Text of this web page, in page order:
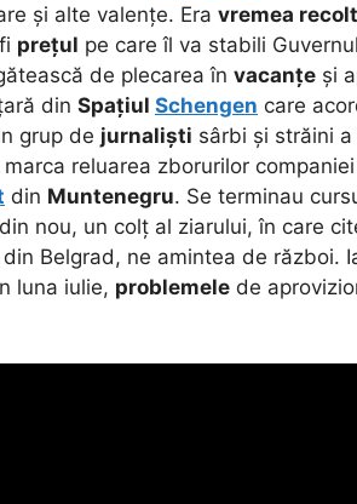
și alte valențe. Era vremea
prețul pe care îl va stabili
de plecarea în vacanțe și
din Spațiul Schengen care
grup de jurnaliști sârbi și străini
marca reluarea zborurilor
din Muntenegru. Se terminau
nou, un colț al ziarului, în care
Belgrad, ne amintea de război.
luna iulie, problemele de